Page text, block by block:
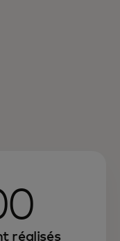
réalisés